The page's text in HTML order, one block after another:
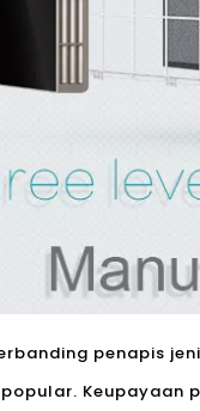
penapis
Keupayaan